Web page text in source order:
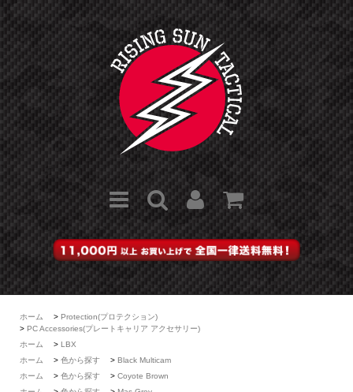
ホーム > Protection(プロテクション)
> PC Accessories(プレートキャリア アクセサリー)
ホーム
> LBX
ホーム
> 色から探す > Black Multicam
ホーム
> 色から探す > Coyote Brown